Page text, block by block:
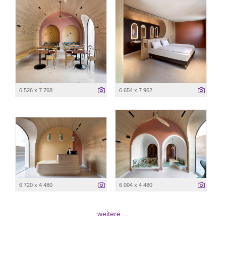
6 526 x 7 768 6 654 x 7 962
6 720 x 4 480 6 004 x 4 480
weitere ...